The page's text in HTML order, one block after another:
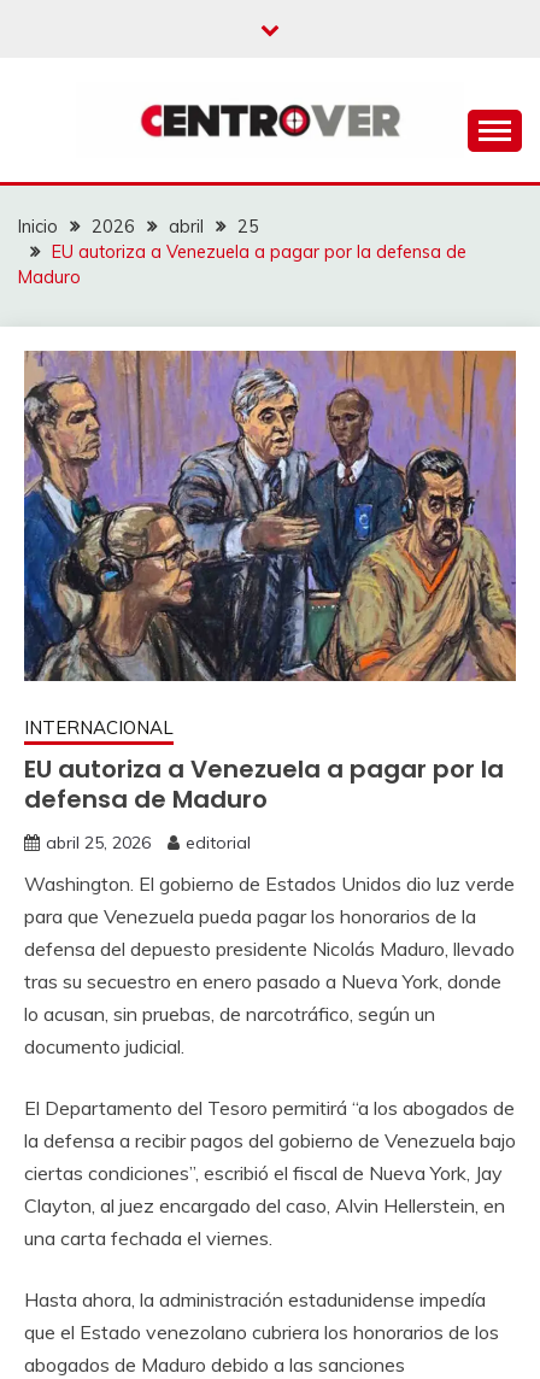
CENTROVER
NOTICIAS
Inicio 2026 abril
25
EU autoriza a Venezuela a pagar por la defensa de
Maduro
INTERNACIONAL
EU autoriza a Venezuela a pagar por la
defensa de Maduro
abril 25, 2026 editorial
Washington. El gobierno de Estados Unidos dio luz verde
para que Venezuela pueda pagar los honorarios de la
defensa del depuesto presidente Nicolás Maduro, llevado
tras su secuestro en enero pasado a Nueva York, donde
lo acusan, sin pruebas, de narcotráfico, según un
documento judicial.
El Departamento del Tesoro permitirá “a los abogados de
la defensa a recibir pagos del gobierno de Venezuela bajo
ciertas condiciones”, escribió el fiscal de Nueva York, Jay
Clayton, al juez encargado del caso, Alvin Hellerstein, en
una carta fechada el viernes.
Hasta ahora, la administración estadunidense impedía
que el Estado venezolano cubriera los honorarios de los
abogados de Maduro debido a las sanciones